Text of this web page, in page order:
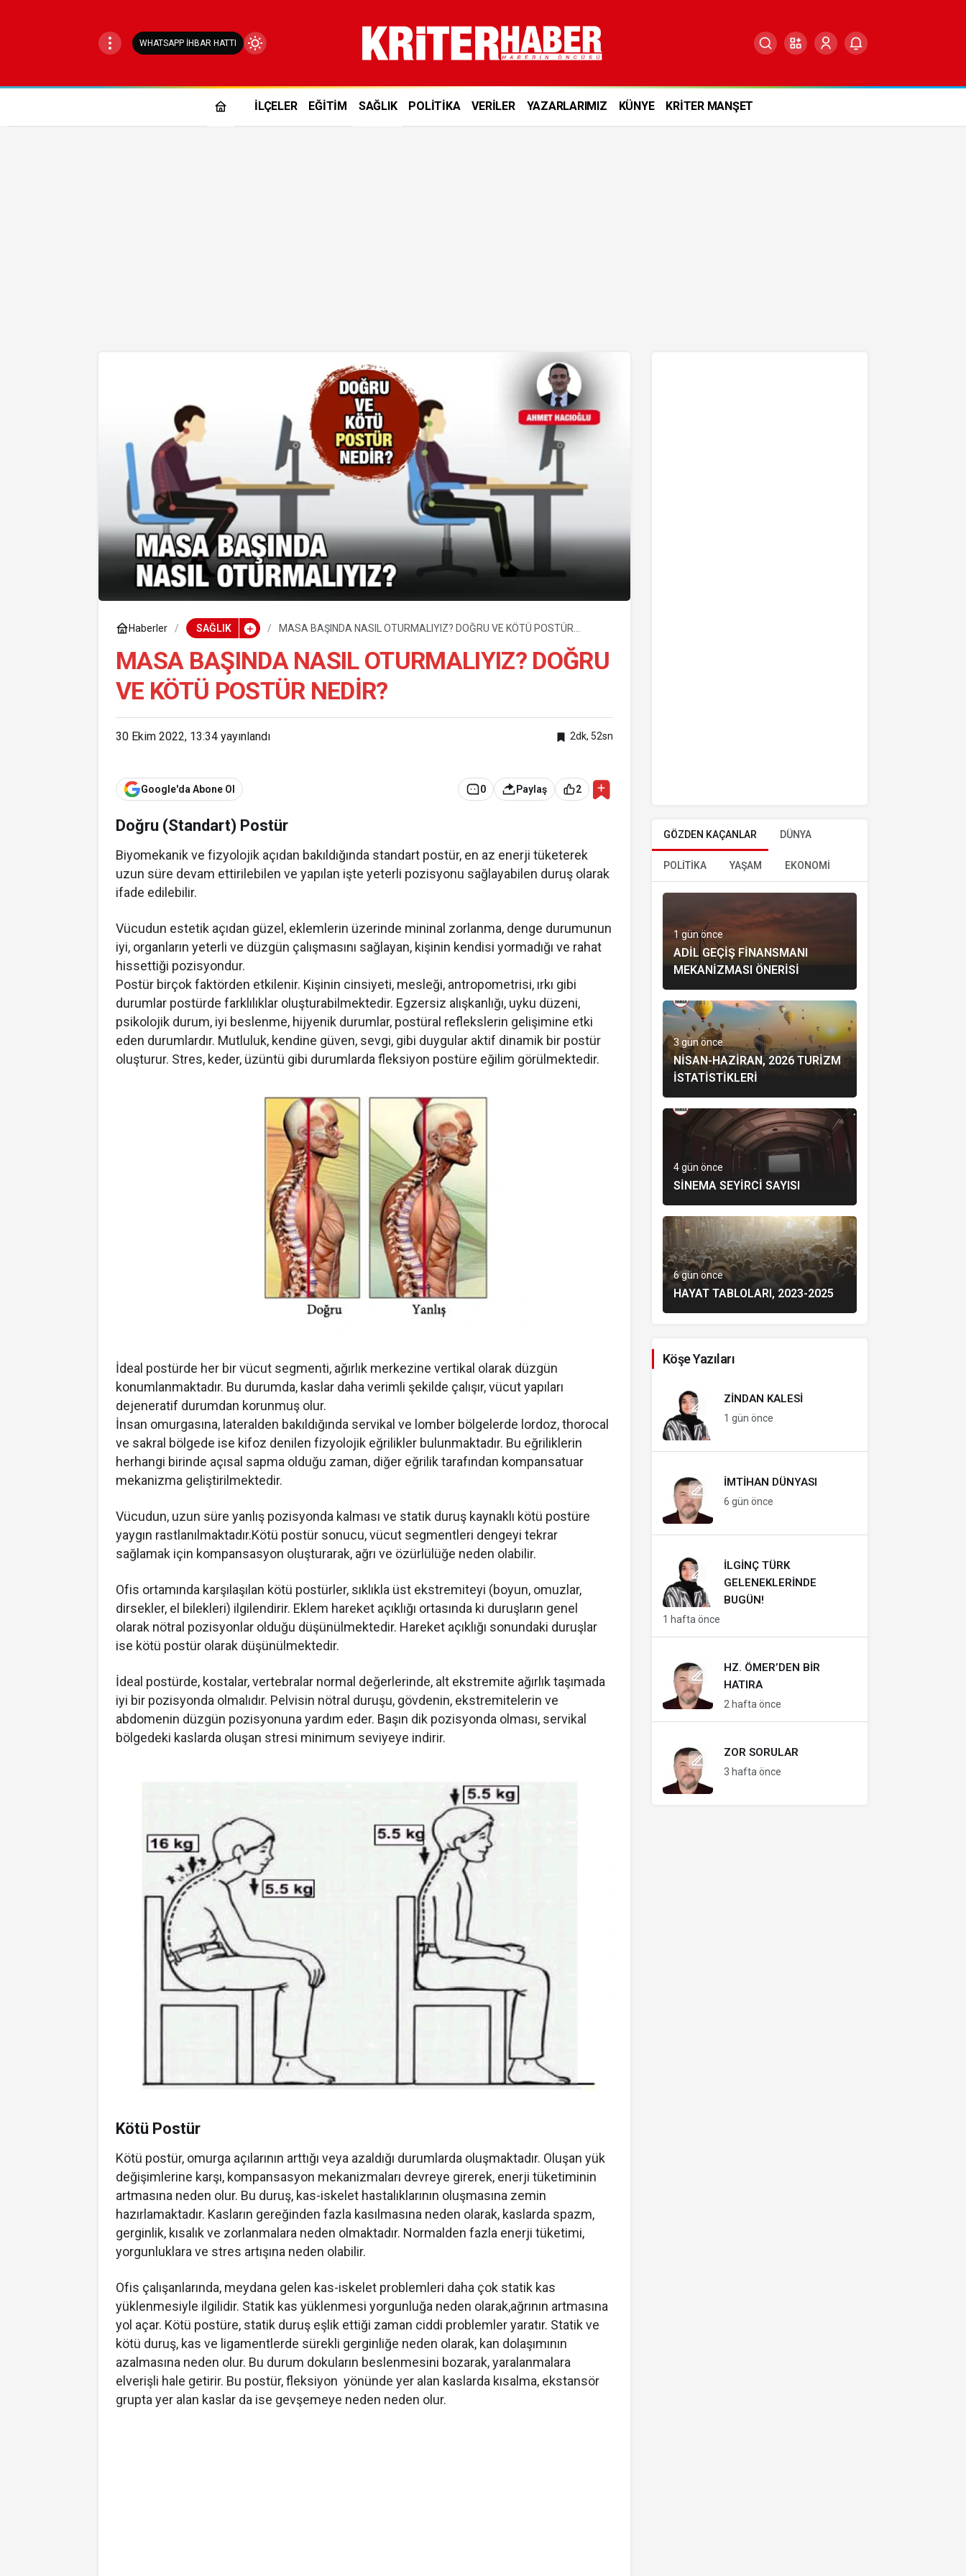
WHATSAPP İHBAR HATTI
Mod
İLÇELER EĞİTİM SAĞLIK POLİTİKA VERİLER YAZARLARIMIZ KÜNYE KRİTER MANŞET
Haberler SAĞLIK
MASA BAŞINDA NASIL OTURMALIYIZ? DOĞRU VE KÖTÜ POSTÜR
MASA BAŞINDA NASIL OTURMALIYIZ? DOĞRU
VE KÖTÜ POSTÜR NEDİR?
30 Ekim 2022, 13:34 yayınlandı 2dk, 52sn
Google'da Abone Ol 0 Paylaş 2
Doğru (Standart) Postür
Biyomekanik ve fizyolojik açıdan bakıldığında standart postür, en az enerji tüketerek
uzun süre devam ettirilebilen ve yapılan işte yeterli pozisyonu sağlayabilen duruş olarak
ifade edilebilir.
Vücudun estetik açıdan güzel, eklemlerin üzerinde mininal zorlanma, denge durumunun
iyi, organların yeterli ve düzgün çalışmasını sağlayan, kişinin kendisi yormadığı ve rahat
hissettiği pozisyondur.
Postür birçok faktörden etkilenir. Kişinin cinsiyeti, mesleği, antropometrisi, ırkı gibi
durumlar postürde farklılıklar oluşturabilmektedir. Egzersiz alışkanlığı, uyku düzeni,
psikolojik durum, iyi beslenme, hijyenik durumlar, postüral reflekslerin gelişimine etki
eden durumlardır. Mutluluk, kendine güven, sevgi, gibi duygular aktif dinamik bir postür
oluşturur. Stres, keder, üzüntü gibi durumlarda fleksiyon postüre eğilim görülmektedir.
İdeal postürde her bir vücut segmenti, ağırlık merkezine vertikal olarak düzgün
konumlanmaktadır. Bu durumda, kaslar daha verimli şekilde çalışır, vücut yapıları
dejeneratif durumdan korunmuş olur.
İnsan omurgasına, lateralden bakıldığında servikal ve lomber bölgelerde lordoz, thorocal
ve sakral bölgede ise kifoz denilen fizyolojik eğrilikler bulunmaktadır. Bu eğriliklerin
herhangi birinde açısal sapma olduğu zaman, diğer eğrilik tarafından kompansatuar
mekanizma geliştirilmektedir.
Vücudun, uzun süre yanlış pozisyonda kalması ve statik duruş kaynaklı kötü postüre
yaygın rastlanılmaktadır.Kötü postür sonucu, vücut segmentleri dengeyi tekrar
sağlamak için kompansasyon oluşturarak, ağrı ve özürlülüğe neden olabilir.
Ofis ortamında karşılaşılan kötü postürler, sıklıkla üst ekstremiteyi (boyun, omuzlar,
dirsekler, el bilekleri) ilgilendirir. Eklem hareket açıklığı ortasında ki duruşların genel
olarak nötral pozisyonlar olduğu düşünülmektedir. Hareket açıklığı sonundaki duruşlar
ise kötü postür olarak düşünülmektedir.
İdeal postürde, kostalar, vertebralar normal değerlerinde, alt ekstremite ağırlık taşımada
iyi bir pozisyonda olmalıdır. Pelvisin nötral duruşu, gövdenin, ekstremitelerin ve
abdomenin düzgün pozisyonuna yardım eder. Başın dik pozisyonda olması, servikal
bölgedeki kaslarda oluşan stresi minimum seviyeye indirir.
Kötü Postür
Kötü postür, omurga açılarının arttığı veya azaldığı durumlarda oluşmaktadır. Oluşan yük
değişimlerine karşı, kompansasyon mekanizmaları devreye girerek, enerji tüketiminin
artmasına neden olur. Bu duruş, kas-iskelet hastalıklarının oluşmasına zemin
hazırlamaktadır. Kasların gereğinden fazla kasılmasına neden olarak, kaslarda spazm,
gerginlik, kısalık ve zorlanmalara neden olmaktadır. Normalden fazla enerji tüketimi,
yorgunluklara ve stres artışına neden olabilir.
Ofis çalışanlarında, meydana gelen kas-iskelet problemleri daha çok statik kas
yüklenmesiyle ilgilidir. Statik kas yüklenmesi yorgunluğa neden olarak,ağrının artmasına
yol açar. Kötü postüre, statik duruş eşlik ettiği zaman ciddi problemler yaratır. Statik ve
kötü duruş, kas ve ligamentlerde sürekli gerginliğe neden olarak, kan dolaşımının
azalmasına neden olur. Bu durum dokuların beslenmesini bozarak, yaralanmalara
elverişli hale getirir. Bu postür, fleksiyon yönünde yer alan kaslarda kısalma, ekstansör
grupta yer alan kaslar da ise gevşemeye neden neden olur.
GÖZDEN KAÇANLAR DÜNYA
POLİTİKA YAŞAM EKONOMİ
1 gün önce
ADIL GEÇIŞ FINANSMANI
MEKANIZMASI ÖNERISI
3 gün önce
NISAN-HAZIRAN, 2026 TURIZM
İSTATISTIKLERI
4 gün önce
SINEMA SEYIRCI SAYISI
6 gün önce
HAYAT TABLOLARI, 2023-2025
Köşe Yazıları
ZINDAN KALESI
1 gün önce
İMTIHAN DÜNYASI
6 gün önce
İLGINÇ TÜRK
GELENEKLERINDE
BUGÜN!
1 hafta önce
HZ. ÖMER’DEN BIR
HATIRA
2 hafta önce
ZOR SORULAR
3 hafta önce